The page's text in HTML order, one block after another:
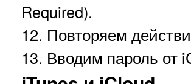
Required).
12. Повторяем
13. Вводим пароль от